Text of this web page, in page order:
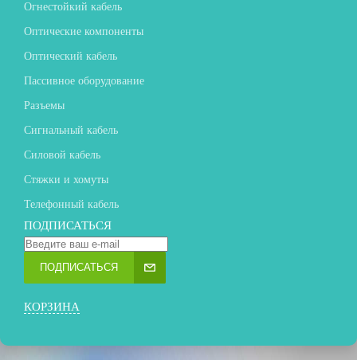
Огнестойкий кабель
Оптические компоненты
Оптический кабель
Пассивное оборудование
Разъемы
Сигнальный кабель
Силовой кабель
Стяжки и хомуты
Телефонный кабель
ПОДПИСАТЬСЯ
ПОДПИСАТЬСЯ
КОРЗИНА